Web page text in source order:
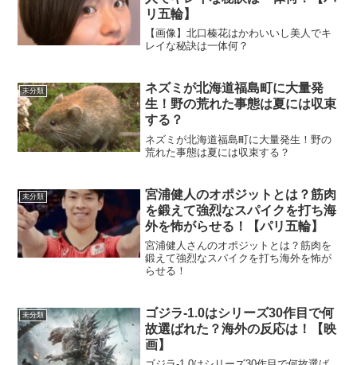
リ五輪】
【画像】北口榛花はかわいいし美人でキ
レイな秘訣は一体何？
未分類
ネズミが北海道福島町に大量発
生！野の荒れた事態は夏には収束
する？
ネズミが北海道福島町に大量発生！野の
荒れた事態は夏には収束する？
未分類
宮浦健人のオポジットとは？筋肉
を鍛えて強烈なスパイクを打ち海
外を怖がらせる！【パリ五輪】
宮浦健人さんのオポジットとは？筋肉を
鍛えて強烈なスパイクを打ち海外を怖が
らせる！
未分類
ゴジラ-1.0はシリーズ30作目で何
故選ばれた？海外の反応は！【映
画】